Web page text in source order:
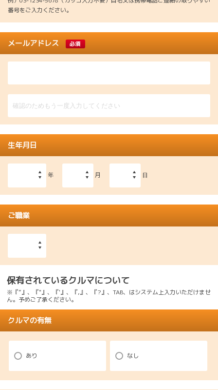
番号をご入力ください。
メールアドレス 必須
生年月日
年 月 日
ご職業
保有されているクルマについて
※『”』、『"』、『'』、『,』、『?』、TAB、はシステム上入力いただけませ
ん。予めご了承ください。
クルマの有無
あり なし